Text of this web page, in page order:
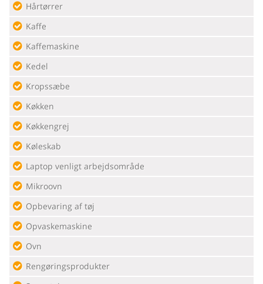
Hårtørrer
Kaffe
Kaffemaskine
Kedel
Kropssæbe
Køkken
Køkkengrej
Køleskab
Laptop venligt arbejdsområde
Mikroovn
Opbevaring af tøj
Opvaskemaskine
Ovn
Rengøringsprodukter